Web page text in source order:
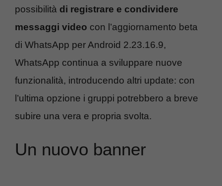
possibilità di registrare e condividere
messaggi video con l’aggiornamento beta
di WhatsApp per Android 2.23.16.9,
WhatsApp continua a sviluppare nuove
funzionalità, introducendo altri update: con
l’ultima opzione i gruppi potrebbero a breve
subire una vera e propria svolta.
Un nuovo banner